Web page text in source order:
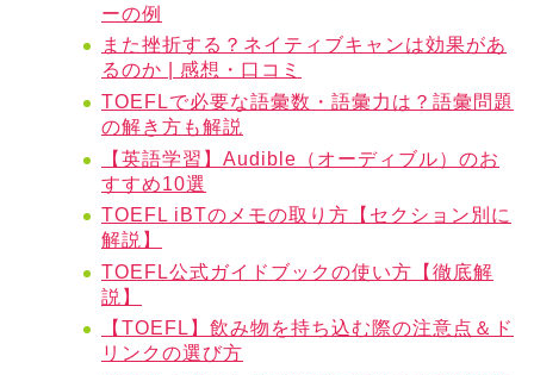
ーの例
また挫折する？ネイティブキャンは効果があ
るのか | 感想・口コミ
TOEFLで必要な語彙数・語彙力は？語彙問題
の解き方も解説
【英語学習】Audible（オーディブル）のお
すすめ10選
TOEFL iBTのメモの取り方【セクション別に
解説】
TOEFL公式ガイドブックの使い方【徹底解
説】
【TOEFL】飲み物を持ち込む際の注意点＆ド
リンクの選び方